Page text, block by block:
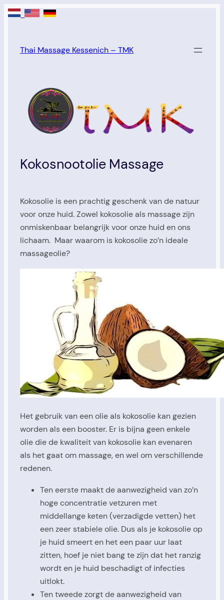
Skip
Thai Massage Kessenich – TMK
Kokosnootolie Massage
Kokosolie is een prachtig geschenk van de natuur
voor onze huid. Zowel kokosolie als massage zijn
onmiskenbaar belangrijk voor onze huid en ons
lichaam. Maar waarom is kokosolie zo’n ideale
massageolie?
Het gebruik van een olie als kokosolie kan gezien
worden als een booster. Er is bijna geen enkele
olie die de kwaliteit van kokosolie kan evenaren
als het gaat om massage, en wel om verschillende
redenen.
Ten eerste maakt de aanwezigheid van zo’n
hoge concentratie vetzuren met
middellange keten (verzadigde vetten) het
een zeer stabiele olie. Dus als je kokosolie op
je huid smeert en het een paar uur laat
zitten, hoef je niet bang te zijn dat het ranzig
wordt en je huid beschadigt of infecties
uitlokt.
Ten tweede zorgt de aanwezigheid van